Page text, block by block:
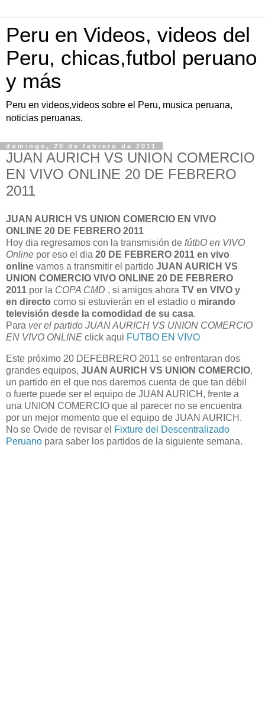
Peru en Videos, videos del
Peru, chicas,futbol peruano
y más
Peru en videos,videos sobre el Peru, musica peruana,
noticias peruanas.
domingo, 20 de febrero de 2011
JUAN AURICH VS UNION COMERCIO
EN VIVO ONLINE 20 DE FEBRERO
2011
JUAN AURICH VS UNION COMERCIO EN VIVO
ONLINE 20 DE FEBRERO 2011
Hoy dia regresamos con la transmisión de fútbO en VIVO
Online por eso el dia 20 DE FEBRERO 2011 en vivo
online vamos a transmitir el partido JUAN AURICH VS
UNION COMERCIO VIVO ONLINE 20 DE FEBRERO
2011 por la COPA CMD , si amigos ahora TV en VIVO y
en directo como si estuvierán en el estadio o mirando
televisión desde la comodidad de su casa.
Para ver el partido JUAN AURICH VS UNION COMERCIO
EN VIVO ONLINE click aqui FUTBO EN VIVO
Este próximo 20 DEFEBRERO 2011 se enfrentaran dos
grandes equipos, JUAN AURICH VS UNION COMERCIO,
un partido en el que nos daremos cuenta de que tan débil
o fuerte puede ser el equipo de JUAN AURICH, frente a
una UNION COMERCIO que al parecer no se encuentra
por un mejor momento que el equipo de JUAN AURICH.
No se Ovide de revisar el Fixture del Descentralizado
Peruano para saber los partidos de la siguiente semana.